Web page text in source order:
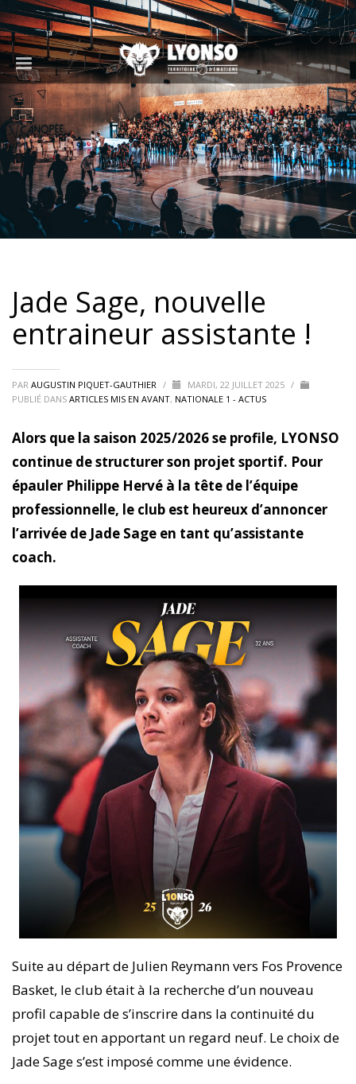
Jade Sage, nouvelle
entraineur assistante !
PAR AUGUSTIN PIQUET-GAUTHIER / MARDI, 22 JUILLET 2025 /
PUBLIÉ DANS ARTICLES MIS EN AVANT, NATIONALE 1 - ACTUS
Alors que la saison 2025/2026 se profile, LYONSO
continue de structurer son projet sportif. Pour
épauler Philippe Hervé à la tête de l’équipe
professionnelle, le club est heureux d’annoncer
l’arrivée de Jade Sage en tant qu’assistante
coach.
Suite au départ de Julien Reymann vers Fos Provence
Basket, le club était à la recherche d’un nouveau
profil capable de s’inscrire dans la continuité du
projet tout en apportant un regard neuf. Le choix de
Jade Sage s’est imposé comme une évidence.